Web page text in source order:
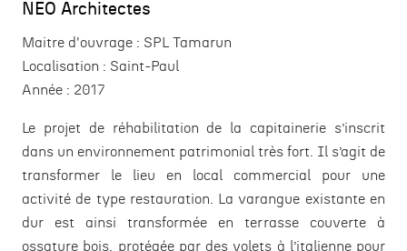
NEO Architectes
Maitre d'ouvrage : SPL Tamarun
Localisation : Saint-Paul
Année : 2017
Le projet de réhabilitation de la capitainerie s’inscrit
dans un environnement patrimonial très fort. Il s’agit de
transformer le lieu en local commercial pour une
activité de type restauration. La varangue existante en
dur est ainsi transformée en terrasse couverte à
ossature bois, protégée par des volets à l’italienne pour